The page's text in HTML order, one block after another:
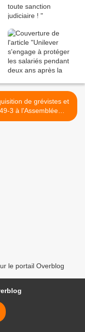
de grévistes et
49-3 à l'Assemblée
même combat du
le portail Overblog